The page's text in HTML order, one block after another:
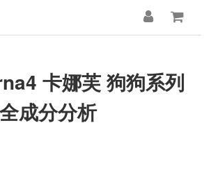
卡娜芙 狗狗系列
全成分分析